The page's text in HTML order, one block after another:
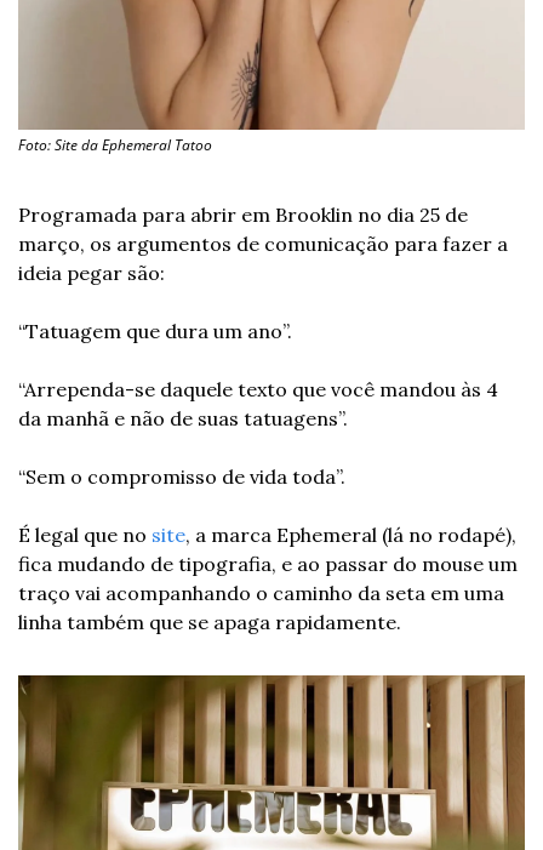
Foto: Site da Ephemeral Tatoo
Programada para abrir em Brooklin no dia 25 de
março, os argumentos de comunicação para fazer a
ideia pegar são:
“Tatuagem que dura um ano”.
“Arrependa-se daquele texto que você mandou às 4
da manhã e não de suas tatuagens”.
“Sem o compromisso de vida toda”.
É legal que no site, a marca Ephemeral (lá no rodapé),
fica mudando de tipografia, e ao passar do mouse um
traço vai acompanhando o caminho da seta em uma
linha também que se apaga rapidamente.